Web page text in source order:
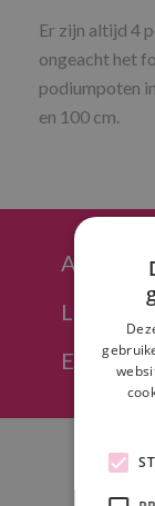
Er zijn altijd 4
ongeacht het
podiumpoten
en 100 cm.
Afhalen
Levering